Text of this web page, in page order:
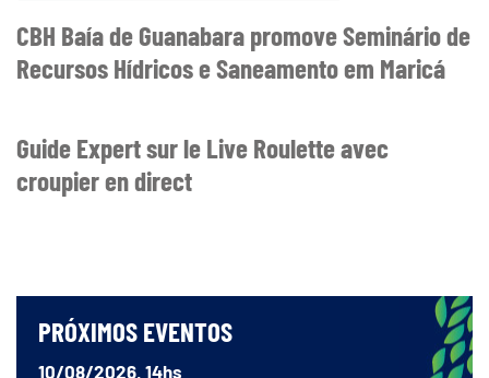
CBH Baía de Guanabara promove Seminário de
Recursos Hídricos e Saneamento em Maricá
Guide Expert sur le Live Roulette avec
croupier en direct
PRÓXIMOS EVENTOS
10/08/2026, 14hs